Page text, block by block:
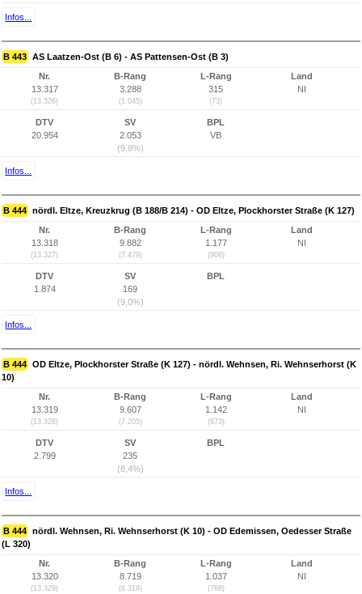
Infos...
B 443 AS Laatzen-Ost (B 6) - AS Pattensen-Ost (B 3)
Nr.
13.317
(13.326)
B-Rang
3.288
(1.045)
L-Rang
315
(73)
Land
NI
DTV
20.954
SV
2.053
(9,8%)
BPL
VB
Infos...
B 444 nördl. Eltze, Kreuzkrug (B 188/B 214) - OD Eltze, Plockhorster Straße (K 127)
Nr.
13.318
(13.327)
B-Rang
9.882
(7.479)
L-Rang
1.177
(908)
Land
NI
DTV
1.874
SV
169
(9,0%)
BPL
Infos...
B 444 OD Eltze, Plockhorster Straße (K 127) - nördl. Wehnsen, Ri. Wehnserhorst (K
10)
Nr.
13.319
(13.328)
B-Rang
9.607
(7.205)
L-Rang
1.142
(873)
Land
NI
DTV
2.799
SV
235
(8,4%)
BPL
Infos...
B 444 nördl. Wehnsen, Ri. Wehnserhorst (K 10) - OD Edemissen, Oedesser Straße
(L 320)
Nr.
13.320
(13.329)
B-Rang
8.719
(6.319)
L-Rang
1.037
(768)
Land
NI